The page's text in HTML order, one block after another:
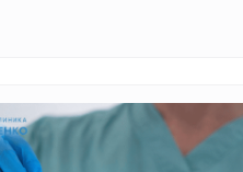
снова учится ходить
травмы: мышцы еще